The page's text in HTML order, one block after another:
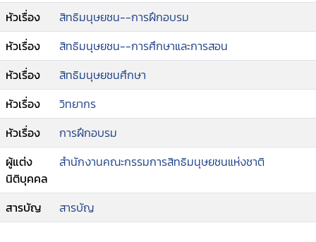
หัวเรื่อง
สิทธิมนุษยชน--การฝึกอบรม
หัวเรื่อง
สิทธิมนุษยชน--การศึกษาและการสอน
หัวเรื่อง
สิทธิมนุษยชนศึกษา
หัวเรื่อง
วิทยากร
หัวเรื่อง
การฝึกอบรม
ผู้แต่ง
นิติบุคคล
สำนักงานคณะกรรมการสิทธิมนุษยชนแห่งชาติ
สารบัญ สารบัญ